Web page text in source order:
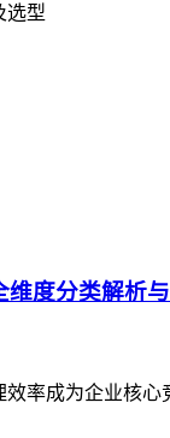
选型
维度分类解析
率成为企业核心